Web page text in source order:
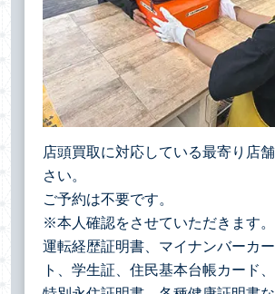
店頭買取に対応している最寄り店
さい。
ご予約は不要です。
※本人確認をさせていただきます。
運転経歴証明書、マイナンバーカ
ト、学生証、住民基本台帳カード